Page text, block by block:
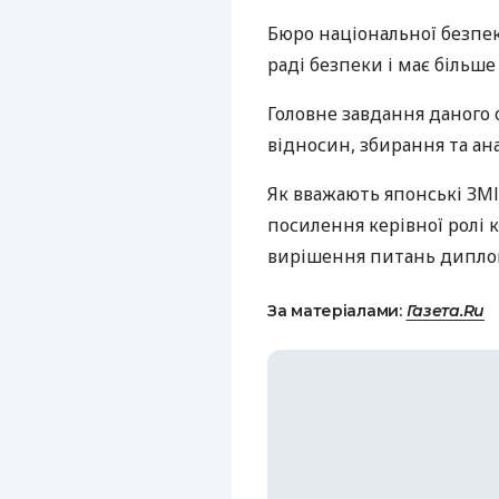
Бюро національної
раді безпеки і має
Головне завдання
відносин, збирання та
Як вважають японські ЗМІ
посилення керівної ролі
вирішення питань
За матеріалами: Газета.Ru